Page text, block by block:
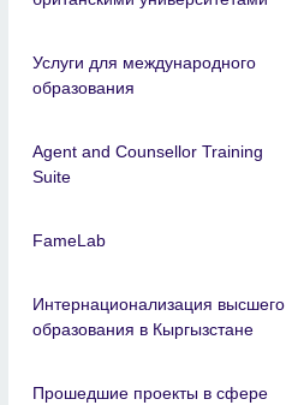
Услуги для международного
образования
Agent and Counsellor Training
Suite
FameLab
Интернационализация высшего
образования в Кыргызстане
Прошедшие проекты в сфере